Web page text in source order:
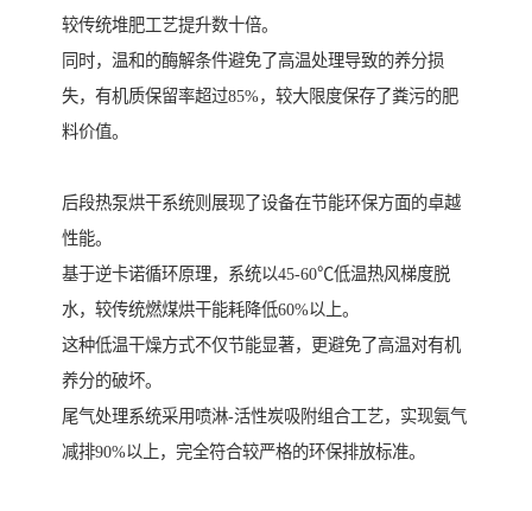
较传统堆肥工艺提升数十倍。
同时，温和的酶解条件避免了高温处理导致的养分损
失，有机质保留率超过85%，较大限度保存了粪污的肥
料价值。
后段热泵烘干系统则展现了设备在节能环保方面的卓越
性能。
基于逆卡诺循环原理，系统以45-60℃低温热风梯度脱
水，较传统燃煤烘干能耗降低60%以上。
这种低温干燥方式不仅节能显著，更避免了高温对有机
养分的破坏。
尾气处理系统采用喷淋-活性炭吸附组合工艺，实现氨气
减排90%以上，完全符合较严格的环保排放标准。